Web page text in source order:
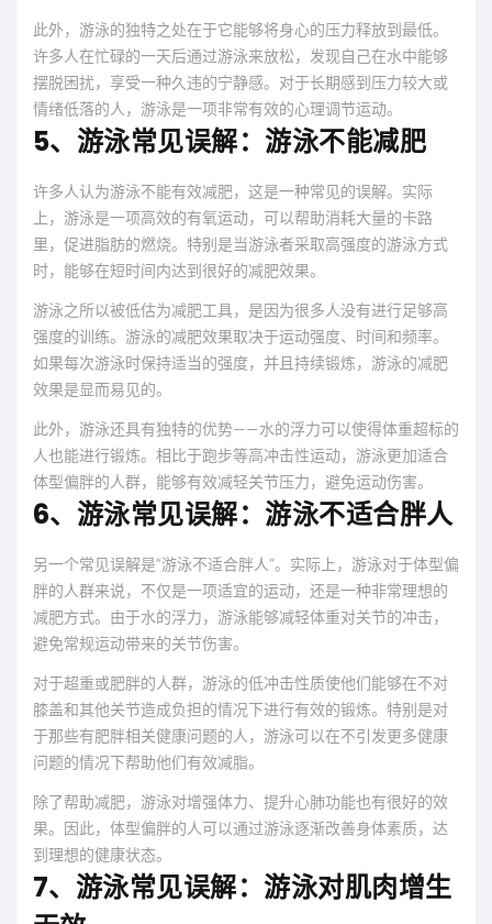
此外，游泳的独特之处在于它能够将身心的压力释放到最低。
许多人在忙碌的一天后通过游泳来放松，发现自己在水中能够
摆脱困扰，享受一种久违的宁静感。对于长期感到压力较大或
情绪低落的人，游泳是一项非常有效的心理调节运动。
5、游泳常见误解：游泳不能减肥
许多人认为游泳不能有效减肥，这是一种常见的误解。实际
上，游泳是一项高效的有氧运动，可以帮助消耗大量的卡路
里，促进脂肪的燃烧。特别是当游泳者采取高强度的游泳方式
时，能够在短时间内达到很好的减肥效果。
游泳之所以被低估为减肥工具，是因为很多人没有进行足够高
强度的训练。游泳的减肥效果取决于运动强度、时间和频率。
如果每次游泳时保持适当的强度，并且持续锻炼，游泳的减肥
效果是显而易见的。
此外，游泳还具有独特的优势——水的浮力可以使得体重超标的
人也能进行锻炼。相比于跑步等高冲击性运动，游泳更加适合
体型偏胖的人群，能够有效减轻关节压力，避免运动伤害。
6、游泳常见误解：游泳不适合胖人
另一个常见误解是“游泳不适合胖人”。实际上，游泳对于体型偏
胖的人群来说，不仅是一项适宜的运动，还是一种非常理想的
减肥方式。由于水的浮力，游泳能够减轻体重对关节的冲击，
避免常规运动带来的关节伤害。
对于超重或肥胖的人群，游泳的低冲击性质使他们能够在不对
膝盖和其他关节造成负担的情况下进行有效的锻炼。特别是对
于那些有肥胖相关健康问题的人，游泳可以在不引发更多健康
问题的情况下帮助他们有效减脂。
除了帮助减肥，游泳对增强体力、提升心肺功能也有很好的效
果。因此，体型偏胖的人可以通过游泳逐渐改善身体素质，达
到理想的健康状态。
7、游泳常见误解：游泳对肌肉增生